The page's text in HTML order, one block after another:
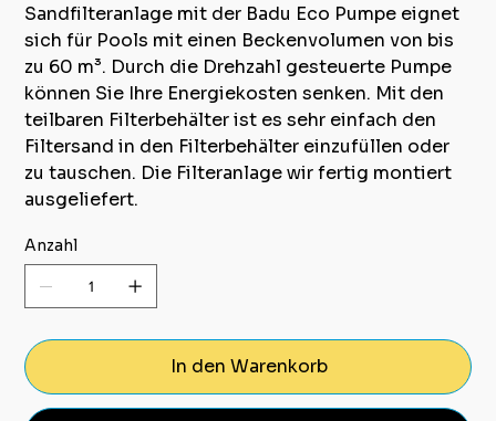
Sandfilteranlage mit der Badu Eco Pumpe eignet
sich für Pools mit einen Beckenvolumen von bis
zu 60 m³. Durch die Drehzahl gesteuerte Pumpe
können Sie Ihre Energiekosten senken. Mit den
teilbaren Filterbehälter ist es sehr einfach den
Filtersand in den Filterbehälter einzufüllen oder
zu tauschen. Die Filteranlage wir fertig montiert
ausgeliefert.
Anzahl
In den Warenkorb